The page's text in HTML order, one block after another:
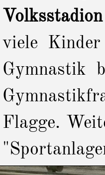
viele
Gymnastik
Flagge.